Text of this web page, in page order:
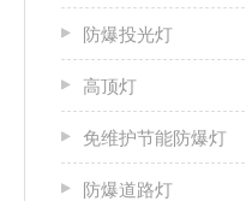
防爆投光灯
高顶灯
免维护节能防爆灯
防爆道路灯